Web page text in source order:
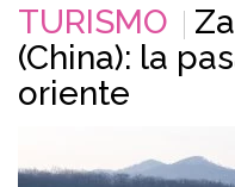
TURISMO
(China): la
oriente